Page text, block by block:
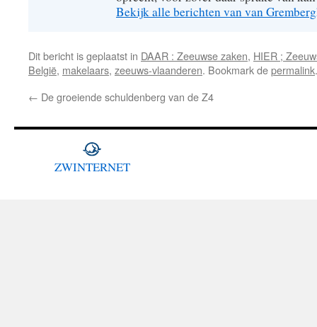
Bekijk alle berichten van van
Dit bericht is geplaatst in DAAR : Zeeuwse zaken, HIER ;
België, makelaars, zeeuws-vlaanderen. Bookmark depermalink.
← De groeiende schuldenberg van de Z4
ZWINTERNET